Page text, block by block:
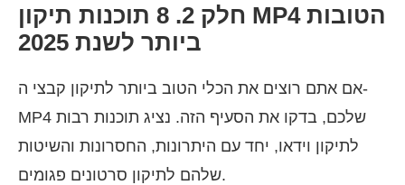
חלק 2. 8 תוכנות תיקון MP4 הטובות
ביותר לשנת 2025
אם אתם רוצים את הכלי הטוב ביותר לתיקון קבצי ה-
MP4 שלכם, בדקו את הסעיף הזה. נציג תוכנות רבות
לתיקון וידאו, יחד עם היתרונות, החסרונות והשיטות
שלהם לתיקון סרטונים פגומים.